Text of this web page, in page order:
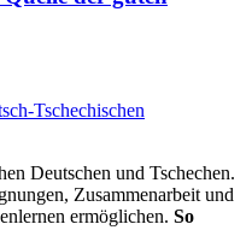
Tschechischen
Deutschen und Tschechen.
Zusammenarbeit und
ermöglichen. So